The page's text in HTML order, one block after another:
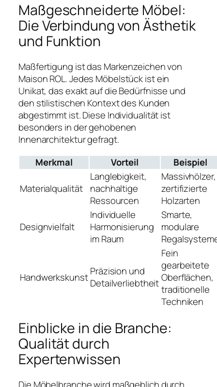
Maßgeschneiderte Möbel:
Die Verbindung von Ästhetik
und Funktion
Maßfertigung ist das Markenzeichen von
Maison ROL. Jedes Möbelstück ist ein
Unikat, das exakt auf die Bedürfnisse und
den stilistischen Kontext des Kunden
abgestimmt ist. Diese Individualität ist
besonders in der gehobenen
Innenarchitektur gefragt.
Merkmal
Vorteil Beispiel
Materialqualität
Langlebigkeit,
nachhaltige
Ressourcen
Massivhölzer,
zertifizierte
Holzarten
Designvielfalt
Individuelle
Harmonisierung
im Raum
Smarte,
modulare
Handwerkskunst Präzision und
Detailverliebtheit
Fein
gearbeitete
Oberflächen,
traditionelle
Techniken
Einblicke in die Branche:
Qualität durch
Expertenwissen